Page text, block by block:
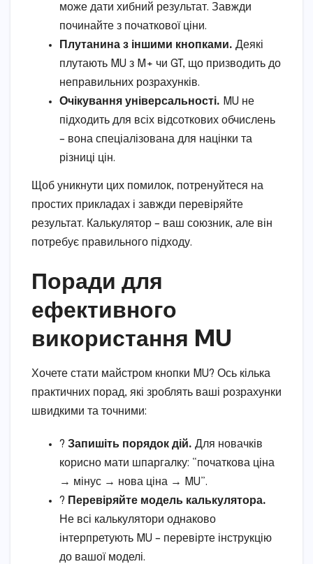
може дати хибний результат. Завжди
починайте з початкової ціни.
Плутанина з іншими кнопками. Деякі
плутають MU з M+ чи GT, що призводить до
неправильних розрахунків.
Очікування універсальності. MU не
підходить для всіх відсоткових обчислень
– вона спеціалізована для націнки та
різниці цін.
Щоб уникнути цих помилок, потренуйтеся на
простих прикладах і завжди перевіряйте
результат. Калькулятор – ваш союзник, але він
потребує правильного підходу.
Поради для
ефективного
використання MU
Хочете стати майстром кнопки MU? Ось кілька
практичних порад, які зроблять ваші розрахунки
швидкими та точними:
? Запишіть порядок дій. Для новачків
корисно мати шпаргалку: “початкова ціна
→ мінус → нова ціна → MU”.
? Перевіряйте модель калькулятора.
Не всі калькулятори однаково
інтерпретують MU – перевірте інструкцію
до вашої моделі.